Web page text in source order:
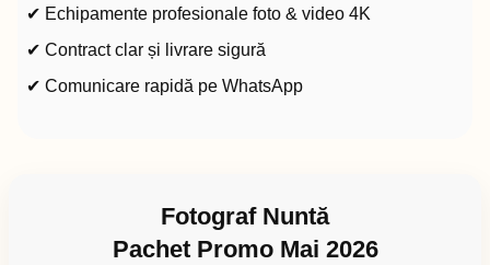
✔ Echipamente profesionale foto & video 4K
✔ Contract clar și livrare sigură
✔ Comunicare rapidă pe WhatsApp
Fotograf Nuntă
Pachet Promo Mai 2026